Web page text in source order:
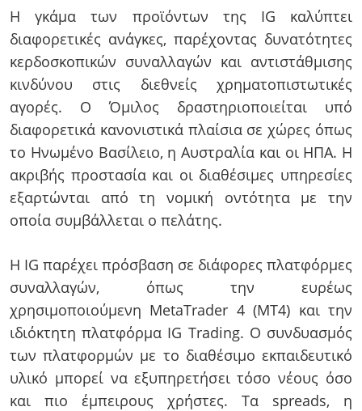
Η γκάμα των προϊόντων της IG καλύπτει
διαφορετικές ανάγκες, παρέχοντας δυνατότητες
κερδοσκοπικών συναλλαγών και αντιστάθμισης
κινδύνου στις διεθνείς χρηματοπιστωτικές
αγορές. Ο Όμιλος δραστηριοποιείται υπό
διαφορετικά κανονιστικά πλαίσια σε χώρες όπως
το Ηνωμένο Βασίλειο, η Αυστραλία και οι ΗΠΑ. Η
ακριβής προστασία και οι διαθέσιμες υπηρεσίες
εξαρτώνται από τη νομική οντότητα με την
οποία συμβάλλεται ο πελάτης.
Η IG παρέχει πρόσβαση σε διάφορες πλατφόρμες
συναλλαγών, όπως την ευρέως
χρησιμοποιούμενη MetaTrader 4 (MT4) και την
ιδιόκτητη πλατφόρμα IG Trading. Ο συνδυασμός
των πλατφορμών με το διαθέσιμο εκπαιδευτικό
υλικό μπορεί να εξυπηρετήσει τόσο νέους όσο
και πιο έμπειρους χρήστες. Τα spreads, η